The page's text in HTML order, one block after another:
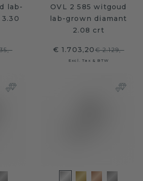
lab-
OVL 2 585 witgoud
lab-grown diamant
2.08 crt
€ 1.703,20€ 2.129,-
Excl. Tax & BTW